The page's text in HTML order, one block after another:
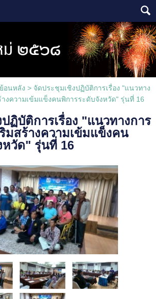
อนหลัง > จัดประชุมเชิงปฏิบัติการเรื่อง "แนวทาง
งความเข้มแข็งคนพิการระดับจังหวัด" รุ่นที่ 16
ฏิบัติการเรื่อง "แนวทางการ
มสร้างความเข้มแข็งคน
หวัด" รุ่นที่ 16